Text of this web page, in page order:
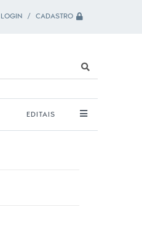
LOGIN / CADASTRO
EDITAIS